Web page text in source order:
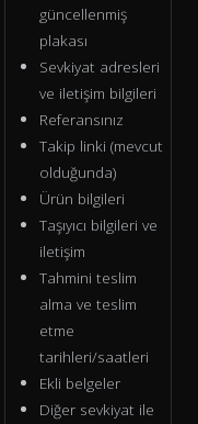
güncellenmiş
plakası
Sevkiyat adresleri
ve iletişim bilgileri
Referansınız
Takip linki (mevcut
olduğunda)
Ürün bilgileri
Taşıyıcı bilgileri ve
iletişim
Tahmini teslim
alma ve teslim
etme
tarihleri/saatleri
Ekli belgeler
Diğer sevkiyat ile